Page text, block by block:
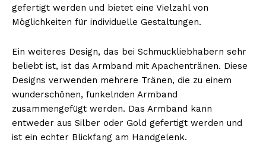
gefertigt werden und bietet eine Vielzahl von
Möglichkeiten für individuelle Gestaltungen.
Ein weiteres Design, das bei Schmuckliebhabern sehr
beliebt ist, ist das Armband mit Apachentränen. Diese
Designs verwenden mehrere Tränen, die zu einem
wunderschönen, funkelnden Armband
zusammengefügt werden. Das Armband kann
entweder aus Silber oder Gold gefertigt werden und
ist ein echter Blickfang am Handgelenk.